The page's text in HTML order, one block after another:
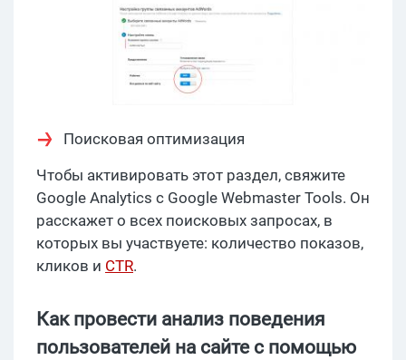
Поисковая оптимизация
Чтобы активировать этот раздел, свяжите
Google Analytics с Google Webmaster Tools. Он
расскажет о всех поисковых запросах, в
которых вы участвуете: количество показов,
кликов и CTR.
Как провести анализ поведения
пользователей на сайте с помощью